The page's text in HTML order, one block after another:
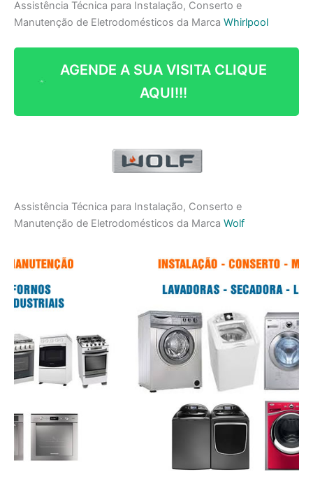
Assistência Técnica para Instalação, Conserto e
Manutenção de Eletrodomésticos da Marca Whirlpool
AGENDE A SUA VISITA CLIQUE
AQUI!!!
Assistência Técnica para Instalação, Conserto e
Manutenção de Eletrodomésticos da Marca Wolf